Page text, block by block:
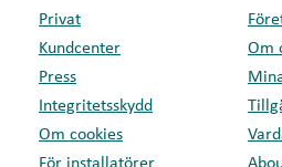
Privat
Kundcenter
Om
Press
Integritetsskydd
Om cookies